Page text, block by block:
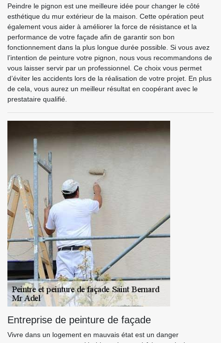
Peindre le pignon est une meilleure idée pour changer le côté
esthétique du mur extérieur de la maison. Cette opération peut
également vous aider à améliorer la force de résistance et la
performance de votre façade afin de garantir son bon
fonctionnement dans la plus longue durée possible. Si vous avez
l’intention de peinture votre pignon, nous vous recommandons de
vous laisser servir par un professionnel. Ce choix vous permet
d’éviter les accidents lors de la réalisation de votre projet. En plus
de cela, vous aurez un meilleur résultat en coopérant avec le
prestataire qualifié.
Entreprise de peinture de façade
Vivre dans un logement en mauvais état est un danger